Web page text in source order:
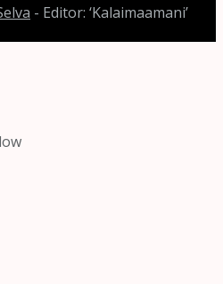
- Editor: ‘Kalaimaamani’